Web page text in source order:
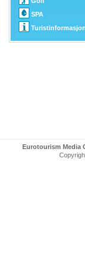
SPA
Eurotourism Media